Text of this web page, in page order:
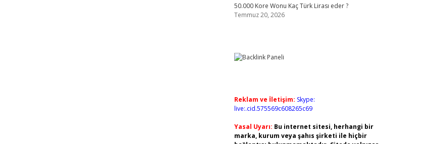
50.000 Kore Wonu Kaç Türk Lirası eder ?
Temmuz 20, 2026
Reklam ve İletişim: Skype:
live:.cid.575569c608265c69
Yasal Uyarı: Bu internet sitesi, herhangi bir
marka, kurum veya şahıs şirketi ile hiçbir